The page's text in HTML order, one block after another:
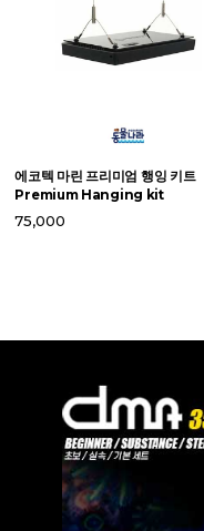
에코텍 마린 프리미엄 행잉 키트
Premium Hanging kit
75,000